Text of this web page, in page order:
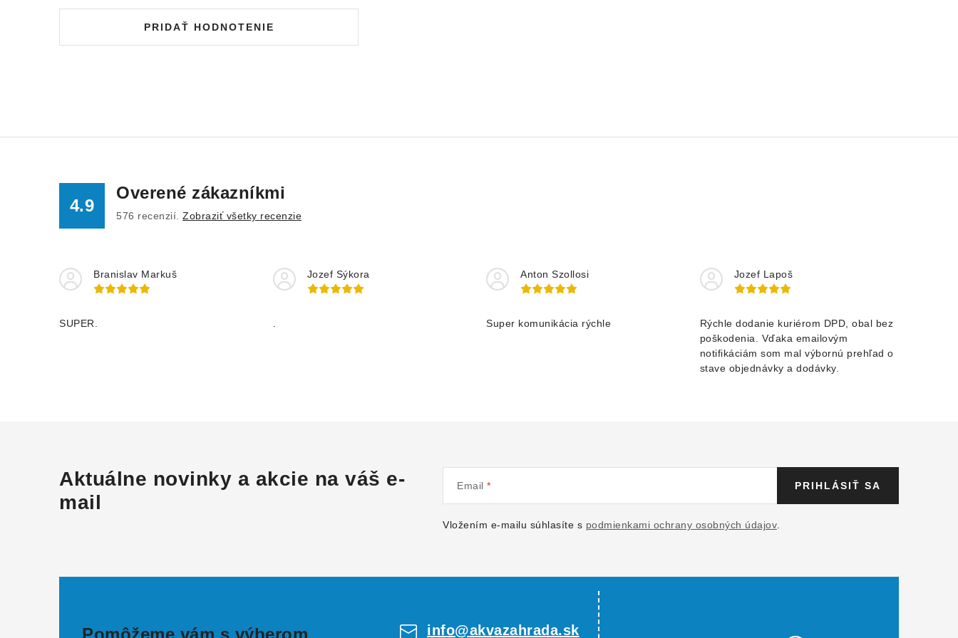
PRIDAŤ HODNOTENIE
4.9
Overené zákazníkmi
576 recenzií. Zobraziť všetky recenzie
Branislav Markuš
SUPER.
Jozef Sýkora Anton Szollosi
Super komunikácia rýchle
Jozef Lapoš
Rýchle dodanie kuriérom DPD, obal bez
poškodenia. Vďaka emailovým
notifikáciám som mal výbornú prehľad o
stave objednávky a dodávky.
Aktuálne novinky a akcie na váš e-
mail
Email
Vložením e-mailu súhlasíte s podmienkami ochrany osobných údajov
PRIHLÁSIŤ SA
Pomôžeme vám s výberom info@akvazahrada.sk